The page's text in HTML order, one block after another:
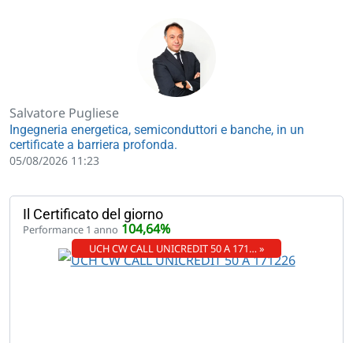
Salvatore Pugliese
Ingegneria energetica, semiconduttori e banche, in un
certificate a barriera profonda.
05/08/2026 11:23
Il Certificato del giorno
Performance 1 anno 104,64%
UCH CW CALL UNICREDIT 50 A 171… »